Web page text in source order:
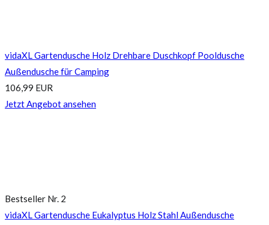
vidaXL Gartendusche Holz Drehbare Duschkopf Pooldusche
Außendusche für Camping
106,99 EUR
Jetzt Angebot ansehen
Bestseller Nr. 2
vidaXL Gartendusche Eukalyptus Holz Stahl Außendusche